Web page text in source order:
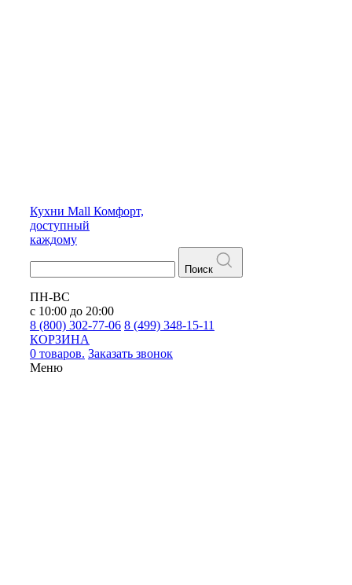
Кухни Mall Комфорт,
доступный
каждому
Поиск
ПН-ВС
с 10:00 до 20:00
8 (800) 302-77-06 8 (499) 348-15-11
КОРЗИНА
0 товаров. Заказать звонок
Меню